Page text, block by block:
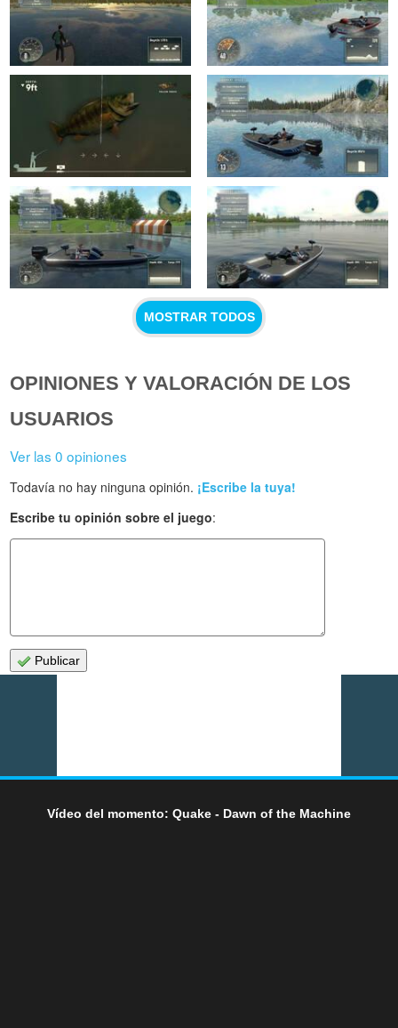
MOSTRAR TODOS
OPINIONES Y VALORACIÓN DE LOS
USUARIOS
Ver las 0 opiniones
Todavía no hay ninguna opinión. ¡Escribe la tuya!
Escribe tu opinión sobre el juego:
Publicar
Vídeo del momento: Quake - Dawn of the Machine